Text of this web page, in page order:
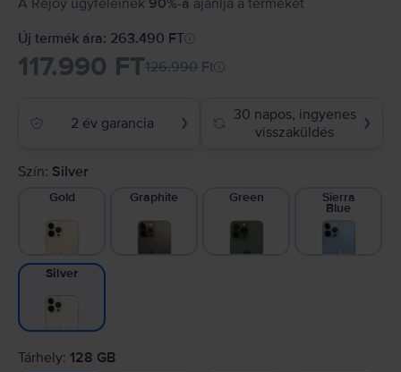
A Rejoy ügyfeleinek 90%-a ajánlja a terméket
Új termék ára: 263.490 FT
117.990 FT126.990 Ft
2 év garancia ❯
30 napos, ingyenes
visszaküldés
❯
Szín: Silver
Gold Graphite Green Sierra
Blue
Silver
Tárhely: 128 GB